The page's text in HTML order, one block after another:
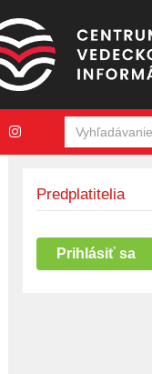
Predplatitelia
Prihlásiť sa